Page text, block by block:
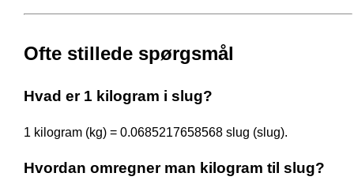
Ofte stillede spørgsmål
Hvad er 1 kilogram i slug?
1 kilogram (kg) = 0.0685217658568 slug (slug).
Hvordan omregner man kilogram til slug?